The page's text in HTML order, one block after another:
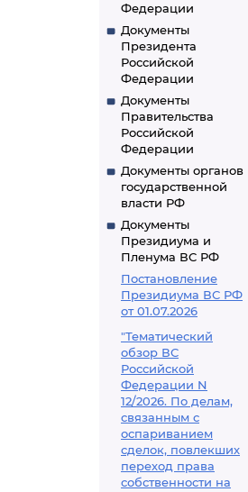
Федерации
Документы
Президента
Российской
Федерации
Документы
Правительства
Российской
Федерации
Документы органов
государственной
власти РФ
Документы
Президиума и
Пленума ВС РФ
Постановление
Президиума ВС РФ
от 01.07.2026
"Тематический
обзор ВС
Российской
Федерации N
12/2026. По делам,
связанным с
оспариванием
сделок, повлекших
переход права
собственности на